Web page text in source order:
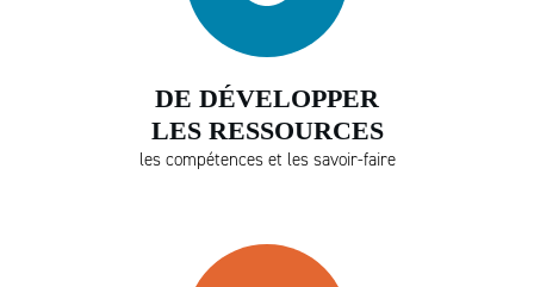
DE DÉVELOPPER
LES RESSOURCES
les compétences et les savoir-faire